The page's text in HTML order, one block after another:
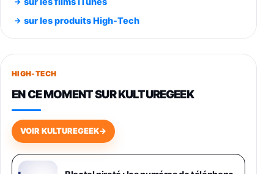
891,99€1199€Fnac (Vendeur Tiers)
Smartphone SAMSUNG Galaxy S26+ Violet
749,99€
648,63€834,71€
Samsung Galaxy Miracle Ultra, Smartphone
Android 5G avec Galaxy AI, 512 Go,
sur les produits High-Tech
HIGH-TECH
EN CE MOMENT SUR KULTUREGEEK
VOIR KULTUREGEEK→